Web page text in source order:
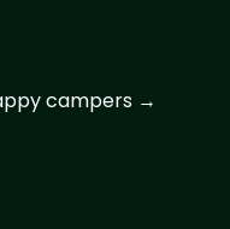
campers →